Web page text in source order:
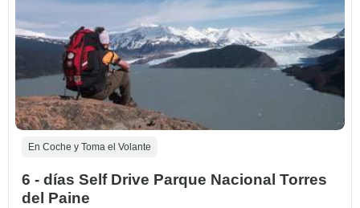
En Coche y Toma el Volante
6 - días Self Drive Parque Nacional Torres
del Paine